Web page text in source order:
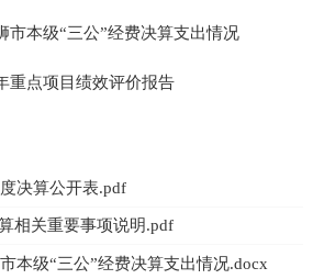
本级“三公”经费决算支出情况
点项目绩效评价报告
决算公开表.pdf
相关重要事项说明.pdf
本级“三公”经费决算支出情况.docx